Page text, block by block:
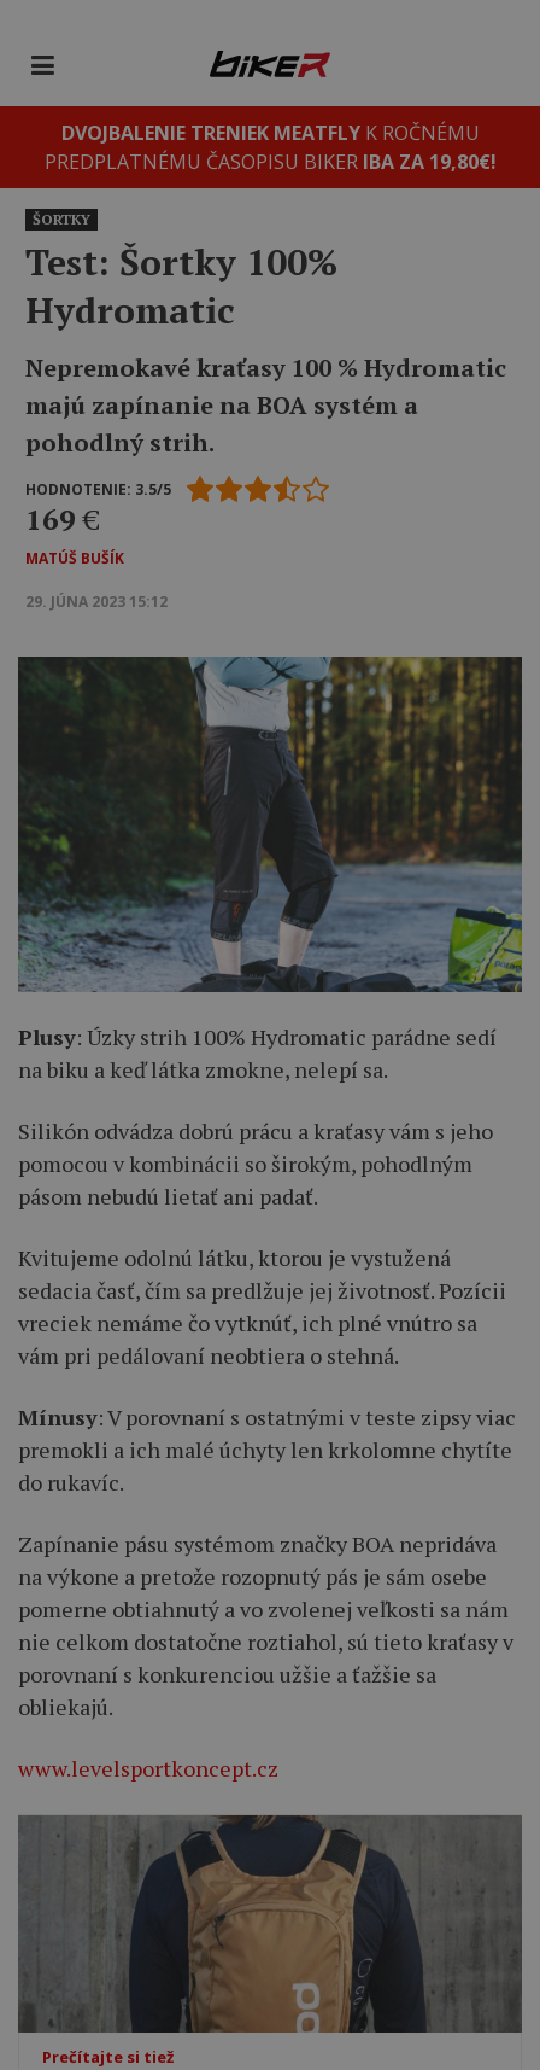
DVOJBALENIE TRENIEK MEATFLYK ROČNÉMU
PREDPLATNÉMU ČASOPISU BIKER IBA ZA 19,80€!
ŠORTKY
Test: Šortky 100%
Hydromatic
Nepremokavé kraťasy 100 % Hydromatic
majú zapínanie na BOA systém a
pohodlný strih.
HODNOTENIE: 3.5/5
169€
MATÚŠ BUŠÍK
29. JÚNA 2023 15:12
Plusy: Úzky strih 100% Hydromatic parádne sedí
na biku a keď látka zmokne, nelepí sa.
Silikón odvádza dobrú prácu a kraťasy vám s jeho
pomocou v kombinácii so širokým, pohodlným
pásom nebudú lietať ani padať.
Kvitujeme odolnú látku, ktorou je vystužená
sedacia časť, čím sa predlžuje jej životnosť. Pozícii
vreciek nemáme čo vytknúť, ich plné vnútro sa
vám pri pedálovaní neobtiera o stehná.
Mínusy: V porovnaní s ostatnými v teste zipsy viac
premokli a ich malé úchyty len krkolomne chytíte
do rukavíc.
Zapínanie pásu systémom značky BOA nepridáva
na výkone a pretože rozopnutý pás je sám osebe
pomerne obtiahnutý a vo zvolenej veľkosti sa nám
nie celkom dostatočne roztiahol, sú tieto kraťasy v
porovnaní s konkurenciou užšie a ťažšie sa
obliekajú.
www.levelsportkoncept.cz
Prečítajte si tiež